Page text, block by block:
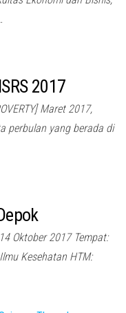
2017
Maret 2017,
perbulan yang berada di
Oktober 2017 Tempat:
Kesehatan HTM: